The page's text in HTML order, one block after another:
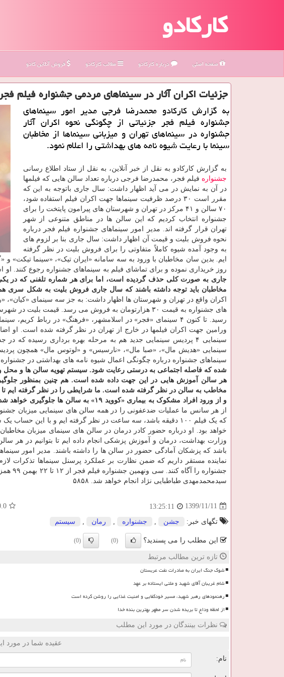
کارکادو
صفحه اصلی درباره كاركادو مطالب كاركادو فروش آنلاین کادو
جزئیات اكران آثار در سینماهای مردمی جشنواره فیلم
به گزارش کارکادو محمدرضا فرجی مدیر امور سینماهای
جشنواره فیلم فجر جزئیاتی از چگونگی نحوه اکران آثار
جشنواره در سینماهای تهران و میزبانی سینماها از مخاطبان
سینما با رعایت شیوه نامه های بهداشتی را اعلام نمود.
به گزارش کارکادو به نقل از خبر آنلاین، به نقل از ستاد اطلاع رسانی
جشنواره فیلم فجر، محمدرضا فرجی درباره تعداد سالن هایی که فیلمها
در آن به نمایش در می آید اظهار داشت: سال جاری باتوجه به این که
مقرر است ۳۰ درصد ظرفیت سینماها جهت اکران فیلم استفاده شود،
۷۰ سالن و ۴۱ مرکز در تهران و شهرستان های پیرامون پایتخت را برای
جشنواره انتخاب کردیم که این سالن ها در مناطق متنوعی از شهر
تهران قرار گرفته اند. مدیر امور سینماهای جشنواره فیلم فجر درباره
نحوه فروش بلیت و قیمت آن اظهار داشت: سال جاری بنا بر لزوم های
به وجود آمده شیوه کاملاً متفاوتی را برای فروش بلیت در نظر گرفته
ایم. بدین سان مخاطبان با ورود به سه سامانه «ایران تیک»، «سینما
روز خریداری نموده و برای تماشای فیلم به سینماهای جشنواره رجوع کنند. او
مخاطبان باید توجه داشته باشند که سال جاری فروش بلیت به شکل سری
رسید. تا کنون ۴ سینمای «فجر» در اسلامشهر، «فرهنگ» در رباط
ورامین جهت اکران فیلمها در خارج از تهران در نظر گرفته شده است. او
سینمایی «هدیش مال»، «صبا مال»، «نارسیس» و «لوتوس مال» همچون
سینماهای جشنواره درباره چگونگی اعمال شیوه نامه های بهداشتی در
شده که فاصله اجتماعی به درستی رعایت شود. سیستم تهویه سالن ها و محل
هر سالن آموزش هایی در این جهت داده شده است. هم چنین بمنظور
مخاطب به سالن در نظر گرفته شده است. ما شرایطی را در نظر گرفته ایم
و از ورود افراد مشکوک به بیماری «کووید ۱۹» به سالن ها جلوگیری خواهد شد.
از هر سانس ما عملیات ضدعفونی را در همه سالن های سینمایی میزبان
که یک فیلم ۱۰۰ دقیقه باشد، سه ساعت در نظر گرفته ایم و با
خواهد بود. او درباره حضور کادر درمان در سالن های سینمای میزبان
وزارت بهداشت، درمان و آموزش پزشکی انجام داده ایم تا بتوانیم در هر
باشد که پزشکان آمادگی حضور در سالن ها را داشته باشند. مدیر امور
نماینده مستقر داریم که ضمن نظارت بر عملکرد پرسنل سینماها تذکرات
سیدمحمدمهدی طباطبایی نژاد انجام خواهد شد. ۵۸۵۸
1399/11/11
13:25:11
تگهای خبر: جشن جشنواره رمان سیستم
این مطلب را می پسندید؟ (0)
(0)
تازه ترین مطالب مرتبط
شوک جنگ ایران به صادرات نفت عربستان
شام غریبان آقای شهید و ملتی ایستاده بر عهد
رهنمودهای رهبر شهید، مسیر خودکفایی و امنیت غذایی را روشن کرده است
از لحظه وداع تا بریده شدن سر مطهر بهترین بنده خدا
نظرات بینندگان در مورد این مطلب
عقیده شما در مورد
نام: